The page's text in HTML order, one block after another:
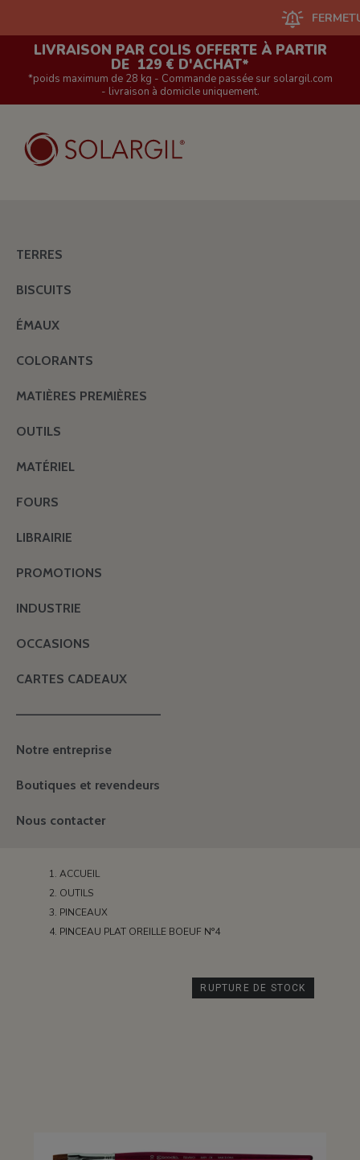
FERMETURE
LIVRAISON PAR COLIS OFFERTE À PARTIR
DE 129 € D'ACHAT*
*poids maximum de 28 kg - Commande passée sur solargil.com
- livraison à domicile uniquement.
TERRES
BISCUITS
ÉMAUX
COLORANTS
MATIÈRES PREMIÈRES
OUTILS
MATÉRIEL
FOURS
LIBRAIRIE
PROMOTIONS
INDUSTRIE
OCCASIONS
CARTES CADEAUX
———————————————
Notre entreprise
Boutiques et revendeurs
Nous contacter
ACCUEIL
OUTILS
PINCEAUX
PINCEAU PLAT OREILLE BOEUF N°4
RUPTURE DE STOCK